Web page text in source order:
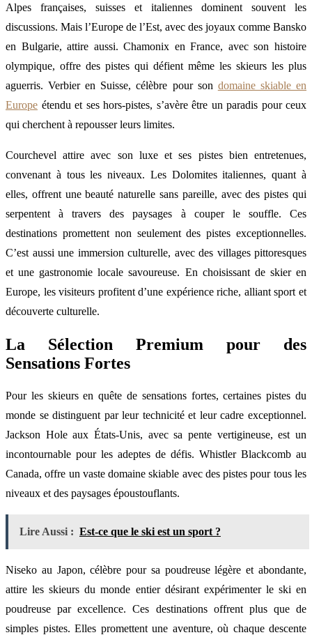
Alpes françaises, suisses et italiennes dominent souvent les
discussions. Mais l’Europe de l’Est, avec des joyaux comme Bansko
en Bulgarie, attire aussi. Chamonix en France, avec son histoire
olympique, offre des pistes qui défient même les skieurs les plus
aguerris. Verbier en Suisse, célèbre pour son domaine skiable en
Europe étendu et ses hors-pistes, s’avère être un paradis pour ceux
qui cherchent à repousser leurs limites.
Courchevel attire avec son luxe et ses pistes bien entretenues,
convenant à tous les niveaux. Les Dolomites italiennes, quant à
elles, offrent une beauté naturelle sans pareille, avec des pistes qui
serpentent à travers des paysages à couper le souffle. Ces
destinations promettent non seulement des pistes exceptionnelles.
C’est aussi une immersion culturelle, avec des villages pittoresques
et une gastronomie locale savoureuse. En choisissant de skier en
Europe, les visiteurs profitent d’une expérience riche, alliant sport et
découverte culturelle.
La Sélection Premium pour des
Sensations Fortes
Pour les skieurs en quête de sensations fortes, certaines pistes du
monde se distinguent par leur technicité et leur cadre exceptionnel.
Jackson Hole aux États-Unis, avec sa pente vertigineuse, est un
incontournable pour les adeptes de défis. Whistler Blackcomb au
Canada, offre un vaste domaine skiable avec des pistes pour tous les
niveaux et des paysages époustouflants.
Lire Aussi : Est-ce que le ski est un sport ?
Niseko au Japon, célèbre pour sa poudreuse légère et abondante,
attire les skieurs du monde entier désirant expérimenter le ski en
poudreuse par excellence. Ces destinations offrent plus que de
simples pistes. Elles promettent une aventure, où chaque descente